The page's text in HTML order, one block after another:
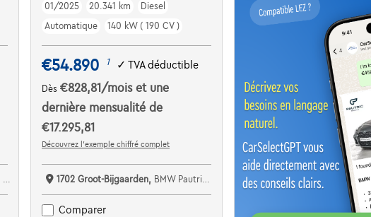
01/2025
20.341 km
Diesel
Automatique
140 kW ( 190 CV )
€54.890 1 ✓TVA déductible
Dès€828,81 /moiset une
dernière mensualité de
€17.295,81
Découvrez l’exemple chiffré complet
1702 Groot-Bijgaarden, BMW Pautric Groot Bijgaarden
Comparer